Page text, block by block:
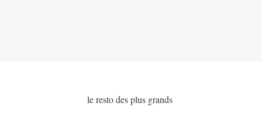
le resto des plus grands